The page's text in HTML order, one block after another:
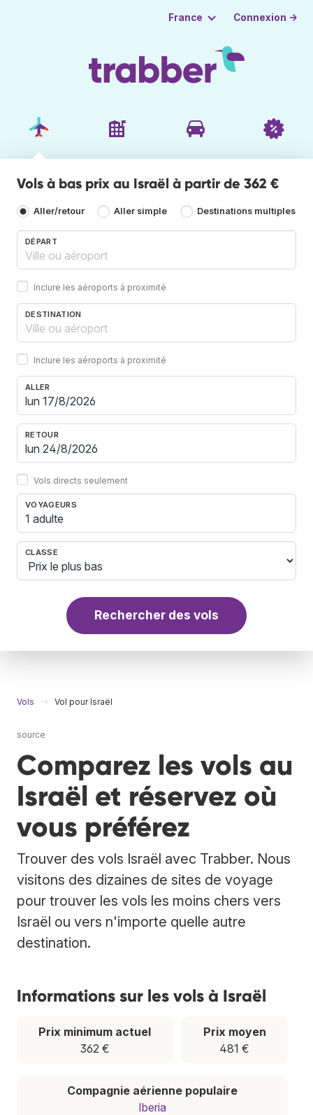
France Connexion →
Vols à bas prix au Israël à partir de 362 €
Aller/retour Aller simple Destinations multiples
DÉPART
Inclure les aéroports à proximité
DESTINATION
Inclure les aéroports à proximité
ALLER
RETOUR
Vols directs seulement
VOYAGEURS
1 adulte
CLASSE
Rechercher des vols
Vols Vol pour Israël
source
Comparez les vols au
Israël et réservez où
vous préférez
Trouver des vols Israël avec Trabber. Nous
visitons des dizaines de sites de voyage
pour trouver les vols les moins chers vers
Israël ou vers n'importe quelle autre
destination.
Informations sur les vols à Israël
Prix minimum actuel
362 €
Prix moyen
481 €
Compagnie aérienne populaire
Iberia